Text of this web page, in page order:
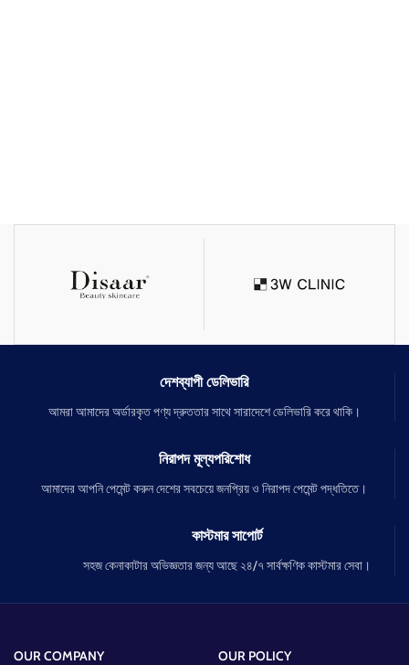
দেশব্যাপী ডেলিভারি
আমরা আমাদের অর্ডারকৃত পণ্য দ্রুততার সাথে সারাদেশে ডেলিভারি করে থাকি।
নিরাপদ মূল্যপরিশোধ
আমাদের আপনি পেমেন্ট করুন দেশের সবচেয়ে জনপ্রিয় ও নিরাপদ পেমেন্ট পদ্ধতিতে।
কাস্টমার সাপোর্ট
সহজ কেনাকাটার অভিজ্ঞতার জন্য আছে ২৪/৭ সার্বক্ষণিক কাস্টমার সেবা।
OUR COMPANY
OUR POLICY